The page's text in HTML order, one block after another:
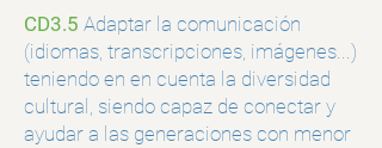
CD3.5 Adaptar la comunicación
(idiomas, transcripciones, imágenes...)
teniendo en en cuenta la diversidad
cultural, siendo capaz de conectar y
ayudar a las generaciones con menor